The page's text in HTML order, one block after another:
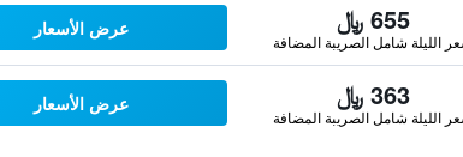
655 ﷼
الليلة شامل الصريبة المضافة
عرض الأسعار
363 ﷼
الليلة شامل الصريبة المضافة
عرض الأسعار